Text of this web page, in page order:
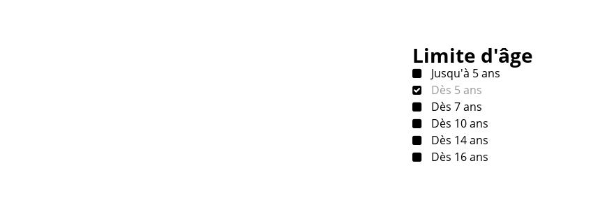
Limite d'âge
Jusqu'à 5 ans
Dès 5 ans
Dès 7 ans
Dès 10 ans
Dès 14 ans
Dès 16 ans